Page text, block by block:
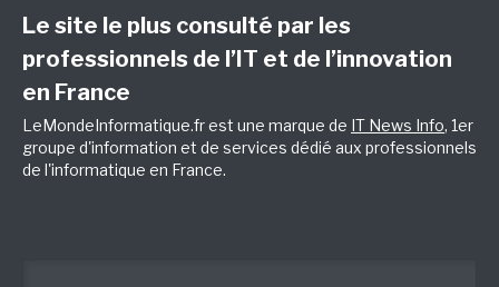
Le site le plus consulté par les
professionnels de l’IT et de l’innovation
en France
LeMondeInformatique.fr est une marque de IT News Info, 1er
groupe d'information et de services dédié aux professionnels
de l'informatique en France.